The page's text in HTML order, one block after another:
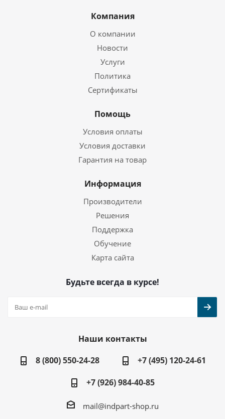
Компания
О компании
Новости
Услуги
Политика
Сертификаты
Помощь
Условия оплаты
Условия доставки
Гарантия на товар
Информация
Производители
Решения
Поддержка
Обучение
Карта сайта
Будьте всегда в курсе!
Наши контакты
8 (800) 550-24-28
+7 (495) 120-24-61
+7 (926) 984-40-85
mail@indpart-shop.ru